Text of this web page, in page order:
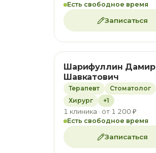
Есть свободное время
Записаться
Шарифуллин Дамир
Шавкатович
Терапевт
Стоматолог
Хирург
+1
1 клиника · от 1 200 ₽
Есть свободное время
Записаться